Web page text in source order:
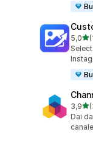
5,0
11
3,9
38
Dai